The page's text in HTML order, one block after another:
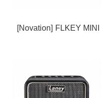
[Novation] FLKEY MINI